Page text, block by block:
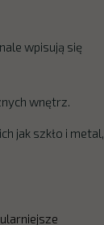
wpisują się
wnętrz.
jak szkło i metal,